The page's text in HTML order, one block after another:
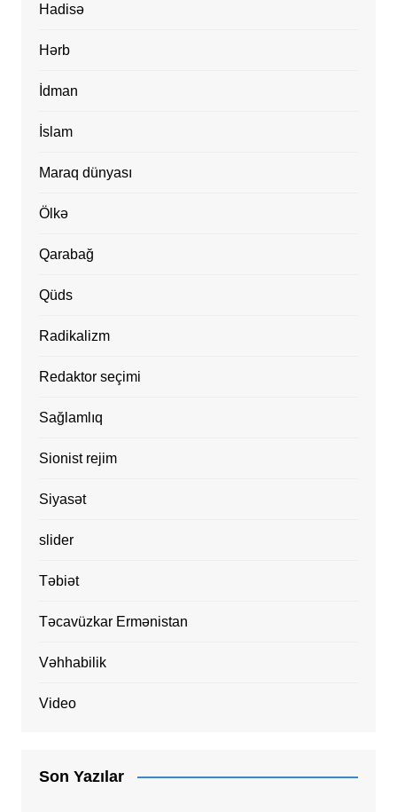
Hadisə
Hərb
İdman
İslam
Maraq dünyası
Ölkə
Qarabağ
Qüds
Radikalizm
Redaktor seçimi
Sağlamlıq
Sionist rejim
Siyasət
slider
Təbiət
Təcavüzkar Ermənistan
Vəhhabilik
Video
Son Yazılar